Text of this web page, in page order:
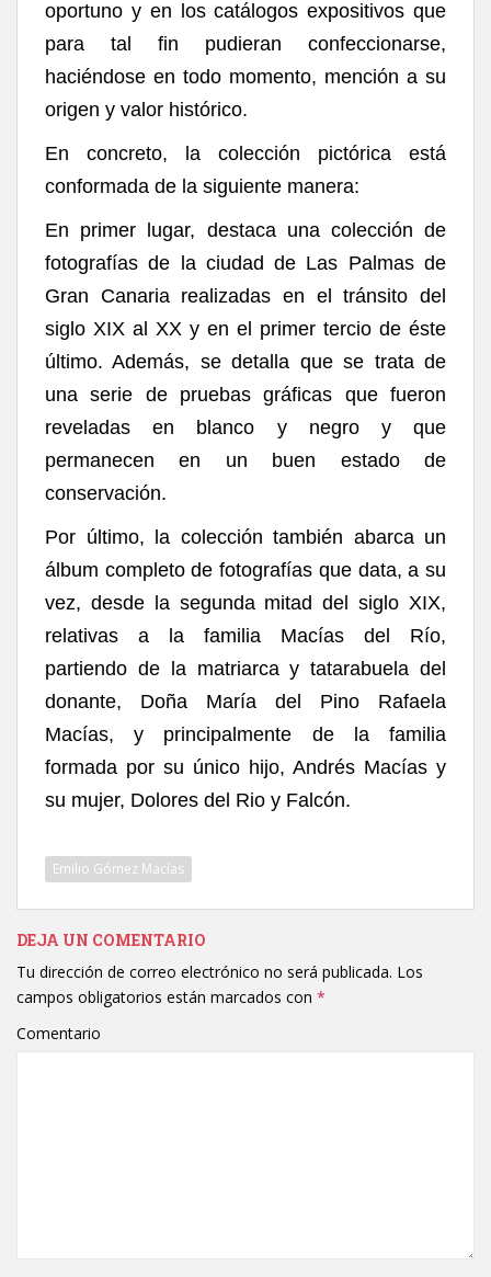
oportuno y en los catálogos expositivos que
para tal fin pudieran confeccionarse,
haciéndose en todo momento, mención a su
origen y valor histórico.
En concreto, la colección pictórica está
conformada de la siguiente manera:
En primer lugar, destaca una colección de
fotografías de la ciudad de Las Palmas de
Gran Canaria realizadas en el tránsito del
siglo XIX al XX y en el primer tercio de éste
último. Además, se detalla que se trata de
una serie de pruebas gráficas que fueron
reveladas en blanco y negro y que
permanecen en un buen estado de
conservación.
Por último, la colección también abarca un
álbum completo de fotografías que data, a su
vez, desde la segunda mitad del siglo XIX,
relativas a la familia Macías del Río,
partiendo de la matriarca y tatarabuela del
donante, Doña María del Pino Rafaela
Macías, y principalmente de la familia
formada por su único hijo, Andrés Macías y
su mujer, Dolores del Rio y Falcón.
Emilio Gómez Macías
DEJA UN COMENTARIO
Tu dirección de correo electrónico no será publicada. Los
campos obligatorios están marcados con *
Comentario